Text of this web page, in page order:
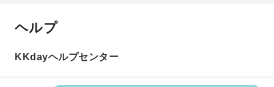
注意が必要です。ご参加前に健康状態を必ず確認し、不安な
4. 恩納村で、レンタカー以外に青の洞窟体験ダイビン
グの集合場所へ行く交通手段はありますか？
よくあるご質問
1. 青の洞窟体験ダイビングでは、どのような安全
ヘルプ
KKdayヘルプセンター